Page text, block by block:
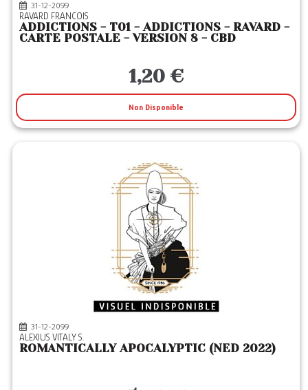
31-12-2099
RAVARD FRANCOIS
ADDICTIONS - T01 - ADDICTIONS - RAVARD -
CARTE POSTALE - VERSION 8 - CBD
1,20 €
Non Disponible
31-12-2099
ALEXIUS VITALY S.
ROMANTICALLY APOCALYPTIC (NED 2022)